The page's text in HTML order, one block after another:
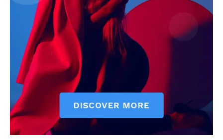
Terms of Use Agreement
Facebook
X WhatsApp
Share